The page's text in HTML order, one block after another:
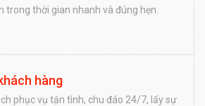
trong thời gian nhanh và đúng hẹn.
hàng
phục vụ tận tình, chu đáo 24/7, lấy sự